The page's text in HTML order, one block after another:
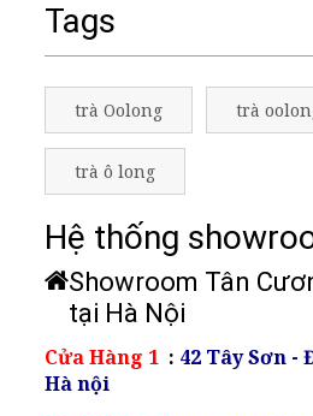
Tags
trà Oolong trà
trà ô long
Hệ thống
Showroom Tân
tại Hà Nội
Cửa Hàng 1 : 42 Tây Sơn -
Hà nội